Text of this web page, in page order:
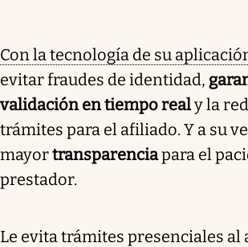
Con la tecnología de su
evitar fraudes de identidad,
validación en tiempo realy la
trámites para el afiliado. Y a su
mayortransparenciapara el
prestador.
Le evita trámites presenciales al